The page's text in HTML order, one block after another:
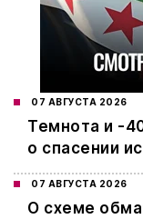
07 АВГУСТА 2026
Темнота и -
о спасении
07 АВГУСТА 2026
О схеме